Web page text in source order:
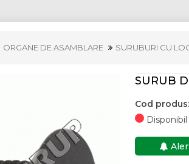
ORGANE DE ASAMBLARE SURUBURI CU
SURUB
Cod produs:
Disponibil